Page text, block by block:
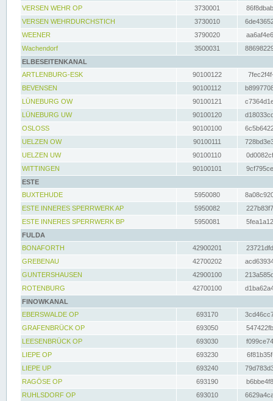
VERSEN WEHR OP
3730001
VERSEN WEHRDURCHSTICH
3730010
WEENER
3790020
Wachendorf
3500031
ELBESEITENKANAL
ARTLENBURG-ESK
90100122
BEVENSEN
90100112
LÜNEBURG OW
90100121
LÜNEBURG UW
90100120
OSLOSS
90100100
UELZEN OW
90100111
UELZEN UW
90100110
WITTINGEN
90100101
ESTE
BUXTEHUDE
5950080
ESTE INNERES SPERRWERK AP
5950082
ESTE INNERES SPERRWERK BP
5950081
FULDA
BONAFORTH
42900201
GREBENAU
42700202
GUNTERSHAUSEN
42900100
ROTENBURG
42700100
FINOWKANAL
EBERSWALDE OP
693170
GRAFENBRÜCK OP
693050
LEESENBRÜCK OP
693030
LIEPE OP
693230
LIEPE UP
693240
RAGÖSE OP
693190
RUHLSDORF OP
693010